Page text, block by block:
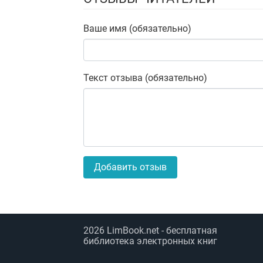
Ваше имя (обязательно)
Текст отзыва (обязательно)
Добавить отзыв
2026 LimBook.net - бесплатная
библиотека электронных книг